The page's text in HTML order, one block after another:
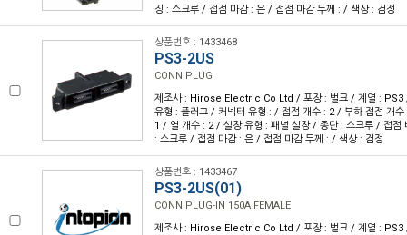
징 : 스크루 / 접점 마감 : 은 / 접점 마감 두께 : / 색상 : 검정
상품번호 : 1433468
PS3-2US
CONN PLUG
제조사 : Hirose Electric Co Ltd / 포장 : 벌크 / 계열 : PS3
유형 : 플러그 / 커넥터 유형 : / 접점 개수 : 2 / 부하 접점 개
1 / 열 개수 : 2 / 실장 유형 : 패널 실장 / 종단 : 스크루 / 접점
: 스크루 / 접점 마감 : 은 / 접점 마감 두께 : / 색상 : 검정
상품번호 : 1433467
PS3-2US(01)
CONN PLUG-IN 150A FEMALE
제조사 : Hirose Electric Co Ltd / 포장 : 벌크 / 계열 : PS3